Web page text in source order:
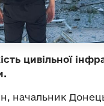
цивільної
начальник